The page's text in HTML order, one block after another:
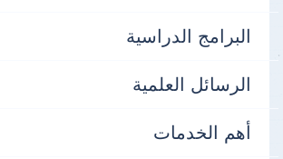
البرامج الدراسية
الرسائل العلمية
أهم الخدمات